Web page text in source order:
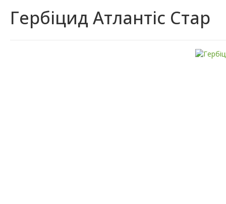
Гербіцид Атлантіс Стар